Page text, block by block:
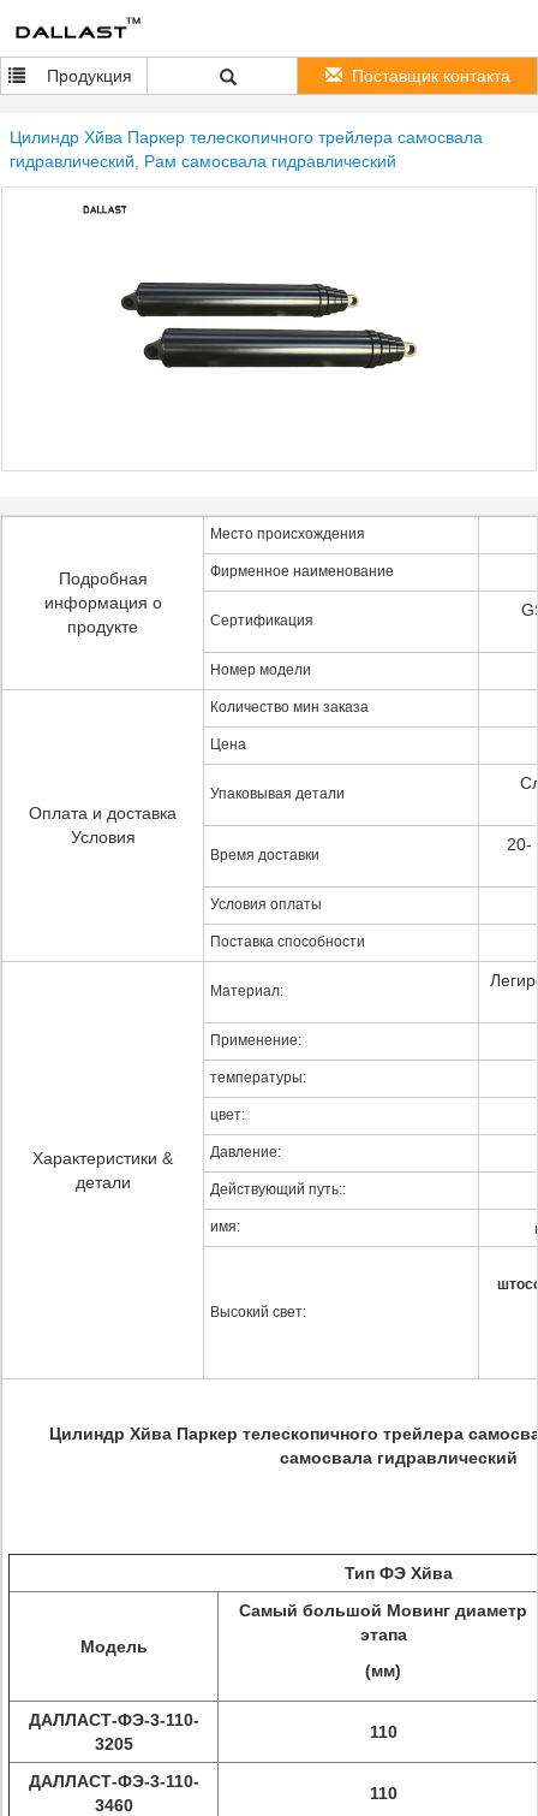
Продукция Поставщик контакта
Цилиндр Хйва Паркер телескопичного трейлера самосвала
гидравлический, Рам самосвала гидравлический
Подробная
информация о
продукте
Место происхождения
Фирменное наименование
Сертификация
Номер модели
Оплата и доставка
Условия
Количество мин заказа
Цена
Упаковывая детали
Время доставки
20-
Условия оплаты
Поставка способности
Характеристики &
детали
Материал:
Применение:
температуры:
цвет:
Давление:
Действующий путь::
имя:
Высокий свет:
Цилиндр Хйва Паркер телескопичного трейлера
самосвала гидравлический
Тип ФЭ Хйва
Модель
Самый большой Мовинг диаметр
этапа
(мм)
ДАЛЛАСТ-ФЭ-3-110-
3205
110
ДАЛЛАСТ-ФЭ-3-110-
3460
110